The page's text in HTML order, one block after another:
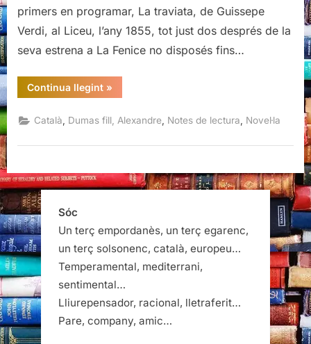
primers en programar, La traviata, de Guissepe
Verdi, al Liceu, l’any 1855, tot just dos després de la
seva estrena a La Fenice no disposés fins…
Continua llegint“La
dama
les
camèlies,
Dumas”
»
Català Dumas fill, Alexandre Notes de lectura Novel·la
Sóc
Un terç empordanès, un terç egarenc,
un terç solsonenc, català, europeu…
Temperamental, mediterrani,
sentimental…
Lliurepensador, racional, lletraferit…
Pare, company, amic…